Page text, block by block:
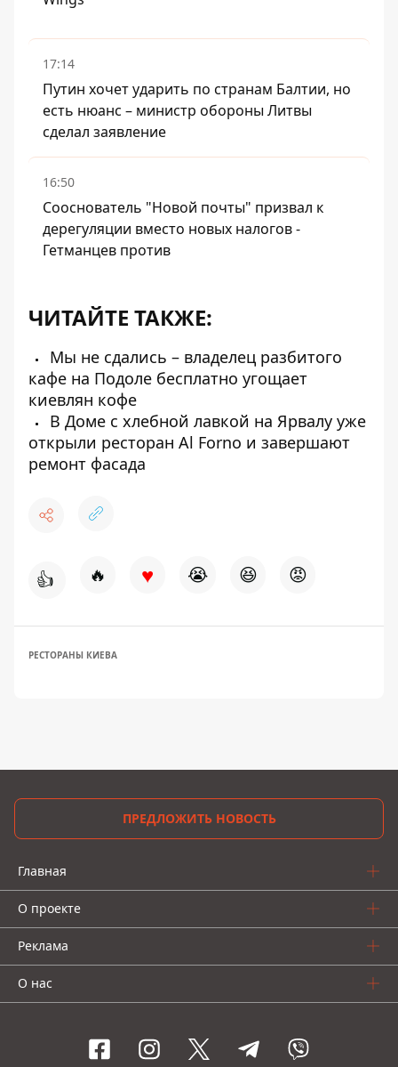
17:14
Путин хочет ударить по странам Балтии, но
есть нюанс – министр обороны Литвы
сделал заявление
16:50
Сооснователь "Новой почты" призвал к
дерегуляции вместо новых налогов -
Гетманцев против
ЧИТАЙТЕ ТАКЖЕ:
Мы не сдались – владелец разбитого
кафе на Подоле бесплатно угощает
киевлян кофе
В Доме с хлебной лавкой на Ярвалу уже
открыли ресторан Al Forno и завершают
ремонт фасада
👍 🔥 ♥ 😭 😆 😡
РЕСТОРАНЫ КИЕВА
ПРЕДЛОЖИТЬ НОВОСТЬ
Главная
О проекте
Реклама
О нас